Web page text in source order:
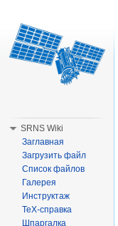
SRNS Wiki
Заглавная
Загрузить файл
Список файлов
Галерея
Инструктаж
TeX-справка
Шпаргалка